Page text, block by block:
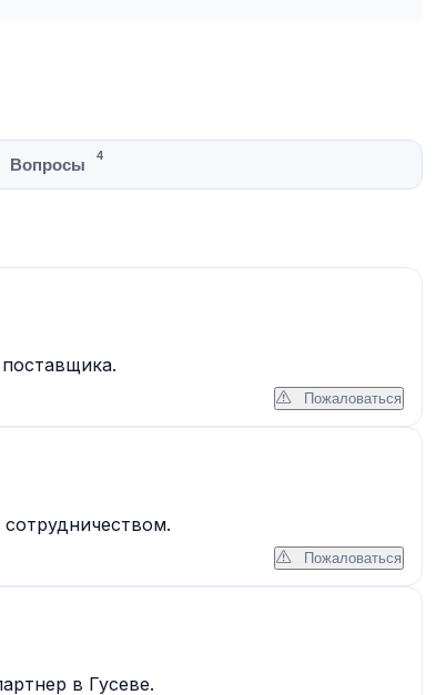
Вопросы 4
Пожаловаться
Пожаловаться
в Гусеве.